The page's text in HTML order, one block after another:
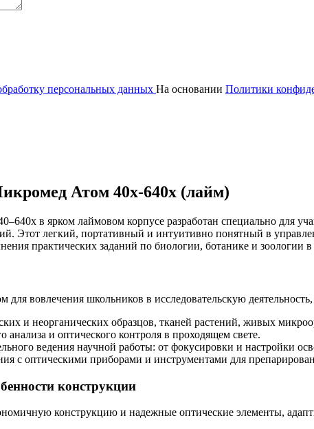
персональных данных На основании Политики
Атом 40x-640x (лайм)
в ярком лаймовом корпусе разработан специально для
Этот легкий, портативный и интуитивно понятный в
практических заданий по биологии, ботанике и
вовлечения школьников в исследовательскую
и неорганических образцов, тканей растений, живых
анализа и оптического контроля в проходящем свете.
ведения научной работы: от фокусировки и настройки
с оптическими приборами и инструментами для
конструкции
конструкцию и надежные оптические элементы,